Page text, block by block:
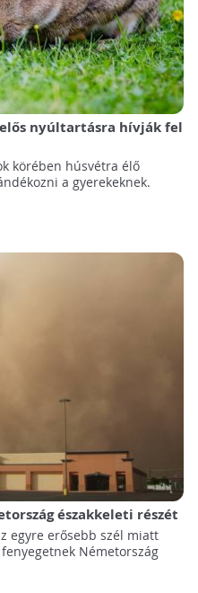
nyúltartásra hívják fel
körében húsvétra élő
a gyerekeknek.
északkeleti részét
egyre erősebb szél miatt
Németország